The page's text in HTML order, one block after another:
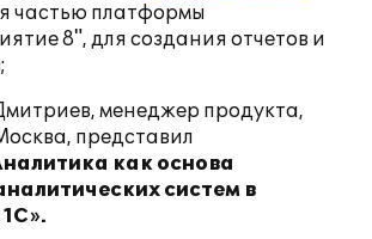
частью платформы
8", для создания отчетов и
менеджер продукта,
представил
как основа
систем в